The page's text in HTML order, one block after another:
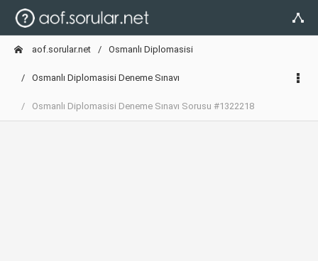
aof.sorular.net Osmanlı Diplomasisi
Osmanlı Diplomasisi Deneme Sınavı
Osmanlı Diplomasisi Deneme Sınavı Sorusu #1322218